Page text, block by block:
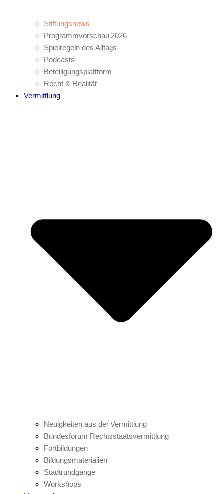
Stiftungsnews
Programmvorschau 2026
Spielregeln des Alltags
Podcasts
Beteiligungsplattform
Recht & Realität
Vermittlung
Neuigkeiten aus der Vermittlung
Bundesforum Rechtsstaatsvermittlung
Fortbildungen
Bildungsmaterialien
Stadtrundgänge
Workshops